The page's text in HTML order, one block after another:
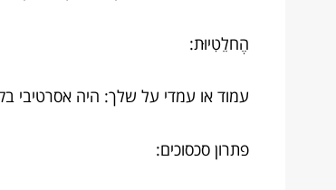
הֶחלֵטִיוּת:
עמוד או עמדי על שלך: היה אסרטיבי
פתרון סכסוכים: